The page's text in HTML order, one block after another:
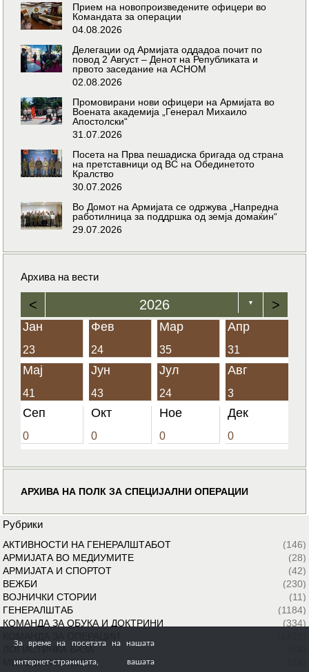
Прием на новопроизведените офицери во
Командата за операции
04.08.2026
Делегации од Армијата оддадоа почит по
повод 2 Август – Денот на Републиката и
првото заседание на АСНОМ
02.08.2026
Промовирани нови офицери на Армијата во
Воената академија „Генерал Михаило
Апостолски“
31.07.2026
Посета на Прва пешадиска бригада од страна
на претставници од ВС на Обединетото
Кралство
30.07.2026
Во Домот на Армијата се одржува „Напредна
работилница за поддршка од земја домаќин“
29.07.2026
Архива на вести
< 2026 ▼ >
Јан
23
Фев
24
Мар
35
Апр
31
Мај
41
Јун
43
Јул
24
Авг
3
Сеп
0
Окт
0
Ное
0
Дек
0
АРХИВА НА ПОЛК ЗА СПЕЦИЈАЛНИ ОПЕРАЦИИ
Рубрики
АКТИВНОСТИ НА ГЕНЕРАЛШТАБОТ
(146)
АРМИЈАТА ВО МЕДИУМИТЕ
(28)
АРМИЈАТА И СПОРТОТ
(42)
ВЕЖБИ
(230)
ВОЈНИЧКИ СТОРИИ
(11)
ГЕНЕРАЛШТАБ
(1184)
КОМАНДА ЗА ОБУКА И ДОКТРИНИ
(334)
ЛОГИСТИЧКА БАЗА
МИРОВНИ МИСИИ
За време на посетата на нашата
интернет-страницата, вашата